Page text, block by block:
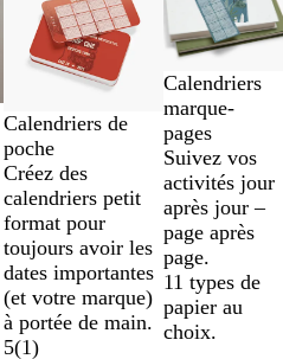
Calendriers de
poche
Créez des
calendriers petit
format pour
toujours avoir les
dates importantes
(et votre marque)
à portée de main.
5(1)
Calendriers
marque-
pages
Suivez vos
activités jour
après jour –
page après
page.
11 types de
papier au
choix.